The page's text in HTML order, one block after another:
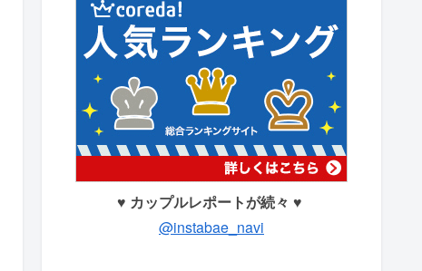
♥ カップルレポートが続々 ♥
@instabae_navi